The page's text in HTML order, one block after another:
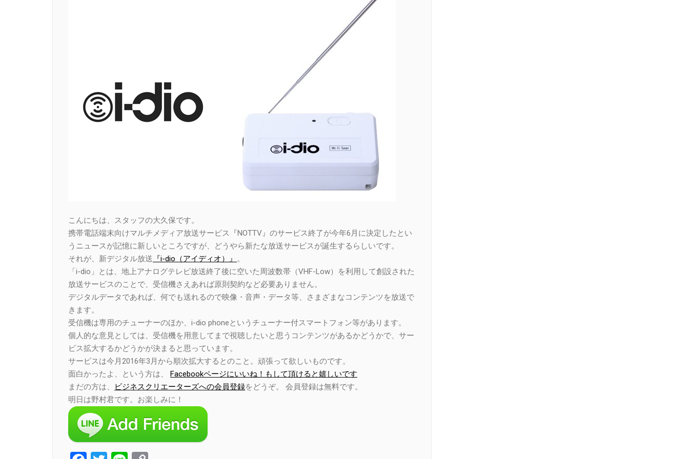
こんにちは、スタッフの大久保です。
携帯電話端末向けマルチメディア放送サービス『NOTTV』のサービス終了が今年6月に決定したとい
うニュースが記憶に新しいところですが、どうやら新たな放送サービスが誕生するらしいです。
それが、新デジタル放送 『i-dio（アイディオ）』 。
「i-dio」とは、地上アナログテレビ放送終了後に空いた周波数帯（VHF-Low）を利用して創設された
放送サービスのことで、受信機さえあれば原則契約など必要ありません。
デジタルデータであれば、何でも送れるので映像・音声・データ等、さまざまなコンテンツを放送で
きます。
受信機は専用のチューナーのほか、i-dio phoneというチューナー付スマートフォン等があります。
個人的な意見としては、受信機を用意してまで視聴したいと思うコンテンツがあるかどうかで、サー
ビス拡大するかどうかが決まると思っています。
サービスは今月2016年3月から順次拡大するとのこと。頑張って欲しいものです。
面白かったよ、という方は、 Facebookページにいいね！もして頂けると嬉しいです
まだの方は、
ビジネスクリエーターズへの会員登録をどうぞ。 会員登録は無料です。
明日は野村君です。お楽しみに！